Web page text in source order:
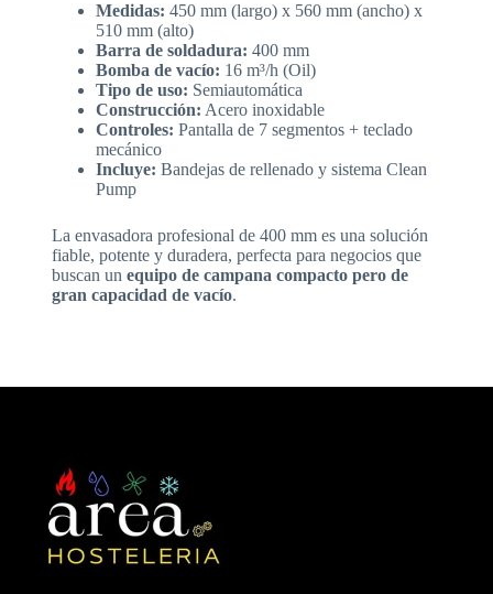
Medidas: 450 mm (largo) x 560 mm (ancho) x
510 mm (alto)
Barra de soldadura: 400 mm
Bomba de vacío: 16 m³/h (Oil)
Tipo de uso: Semiautomática
Construcción: Acero inoxidable
Controles: Pantalla de 7 segmentos + teclado
mecánico
Incluye: Bandejas de rellenado y sistema Clean
Pump
La envasadora profesional de 400 mm es una solución
fiable, potente y duradera, perfecta para negocios que
buscan un equipo de campana compacto pero de
gran capacidad de vacío.